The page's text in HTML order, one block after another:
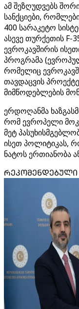
ამ შეზღუდვებს
სანქციები,
400 სარაკეტო
ასევე თურქეთის F-
ევროკავშირის
პროგრამა
რომელიც
თავდაცვის
მიმწოდებლების
ერდოღანმა
რომ ევროპელი
მეტ
ისეთ პოლიტიკას,
ნატოს ერთიანობა
ᲠᲔᲙᲝᲛᲔᲜᲓᲔᲑᲣᲚᲘ